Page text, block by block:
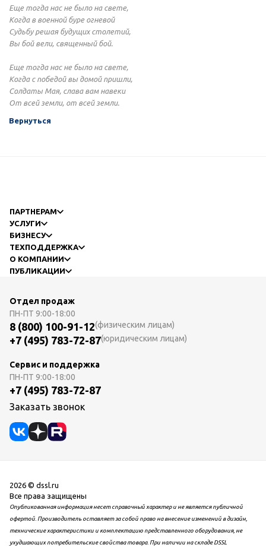
Еще тогда нас не было на свете,
Когда в военной буре огневой
Судьбу решая будущих столетий,
Вы бой вели, священный бой.
Еще тогда нас не было на свете,
Когда с победой вы домой пришли,
Солдаты Мая, слава вам навеки
От всей земли, от всей земли.
Вернуться
ПАРТНЕРАМ
УСЛУГИ
БИЗНЕСУ
ТЕХПОДДЕРЖКА
О КОМПАНИИ
ПУБЛИКАЦИИ
Отдел продаж
ПН-ПТ 9:00-18:00
8 (800) 100-91-12(физическим лицам)
+7 (495) 783-72-87(юридическим лицам)
Сервис и поддержка
ПН-ПТ 9:00-18:00
+7 (495) 783-72-87
Заказать звонок
2026 © dssl.ru
Все права защищены
Опубликованная информация несет справочный характер и не является публичной
офертой. Производитель оставляет за собой право на внесение изменений в дизайн,
технические характеристики и комплектацию представленного оборудования, не
ухудшающих потребительские свойства товара. При наличии на складе DSSL